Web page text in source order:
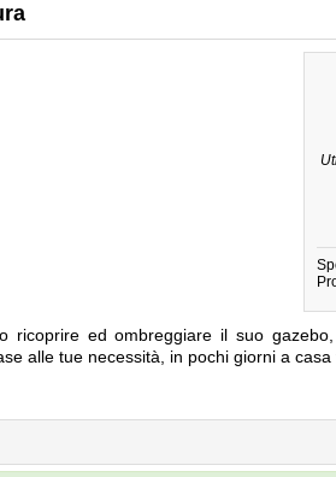
ricoprire ed ombreggiare il suo
alle tue necessità, in pochi giorni a casa